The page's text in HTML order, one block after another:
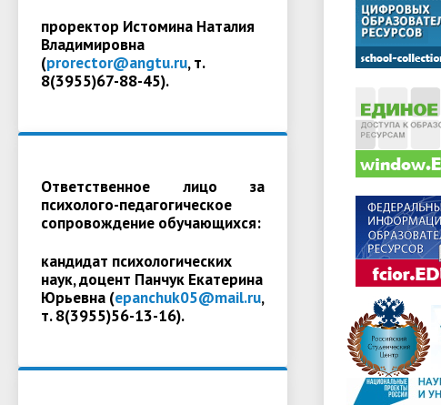
проректор Истомина Наталия
Владимировна
(prorector@angtu.ru, т.
8(3955)67-88-45).
Ответственное лицо за
психолого-педагогическое
сопровождение обучающихся:
кандидат психологических
наук, доцент Панчук Екатерина
Юрьевна (epanchuk05@mail.ru,
т. 8(3955)56-13-16).